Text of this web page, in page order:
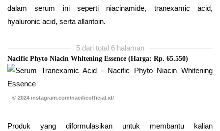
dalam serum ini seperti niacinamide, tranexamic acid,
hyaluronic acid, serta allantoin.
5 dari total 6 halaman
Nacific Phyto Niacin Whitening Essence (Harga: Rp. 65.550)
© 2024 instagram.com/nacificofficial.id/
Produk yang diformulasikan untuk membantu kalian